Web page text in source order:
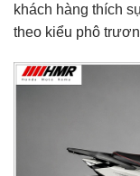
khách hàng thích
theo kiểu phô